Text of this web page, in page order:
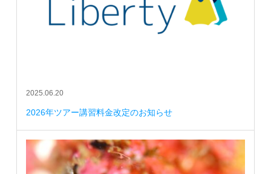
2025.06.20
2026年ツアー講習料金改定のお知らせ